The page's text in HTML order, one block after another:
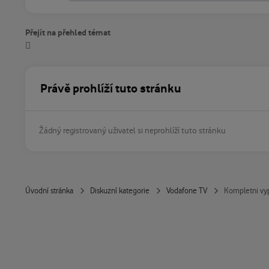
Přejít na přehled témat
Právě prohlíží tuto stránku
Žádný registrovaný uživatel si neprohlíží tuto stránku
Úvodní stránka Diskuzní kategorie Vodafone TV Kompletni